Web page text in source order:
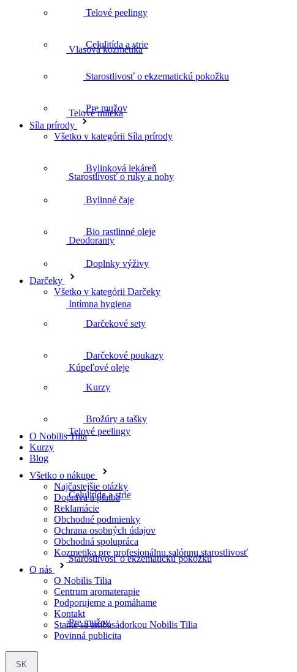
Starostlivosť o ruky a nohy
Celulitída a strie
Starostlivosť o ekzematickú pokožku
Bylinková lekáreň
Telové peelingy
Celulitída a strie
Starostlivosť o ekzematickú pokožku
Pre mužov
Síla prírody
Všetko v kategórii Síla prírody
Bylinková lekáreň
Bylinné čaje
Bio rastlinné oleje
Doplnky výživy
Darčeky
Všetko v kategórii Darčeky
Darčekové sety
Darčekové poukazy
Kurzy
Brožúry a tašky
O Nobilis Tilia
Kurzy
Blog
Všetko o nákupe
Najčastejšie otázky
Doprava a platba
Reklamácie
Obchodné podmienky
Ochrana osobných údajov
Obchodná spolupráca
Kozmetika pre profesionálnu salónnu starostlivosť
O nás
O Nobilis Tilia
Centrum aromaterapie
Podporujeme a pomáhame
Kontakt
Staňte sa ambasádorkou Nobilis Tilia
Povinná publicita
SK